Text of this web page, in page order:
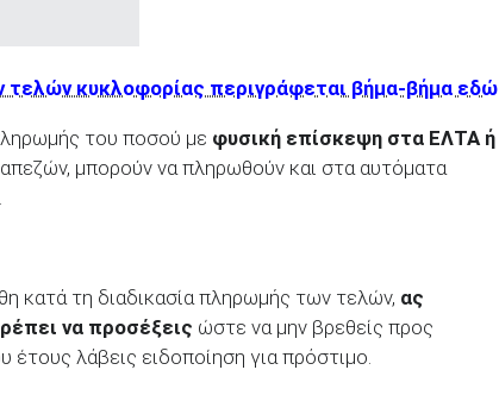
κυκλοφορίας περιγράφεται βήμα-βήμα εδώ
του ποσού με φυσική επίσκεψη στα ΕΛΤΑ ή
μπορούν να πληρωθούν και στα αυτόματα
κατά τη διαδικασία πληρωμής των τελών, ας
να προσέξεις ώστε να μην βρεθείς προς
λάβεις ειδοποίηση για πρόστιμο.